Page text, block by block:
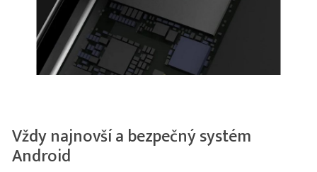
Vždy najnovší a bezpečný systém
Android